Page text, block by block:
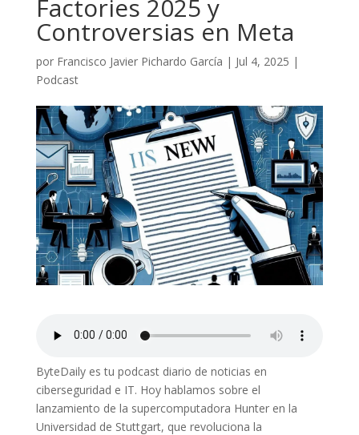
Factories 2025 y
Controversias en Meta
por Francisco Javier Pichardo García | Jul 4, 2025 |
Podcast
ByteDaily es tu podcast diario de noticias en
ciberseguridad e IT. Hoy hablamos sobre el
lanzamiento de la supercomputadora Hunter en la
Universidad de Stuttgart, que revoluciona la